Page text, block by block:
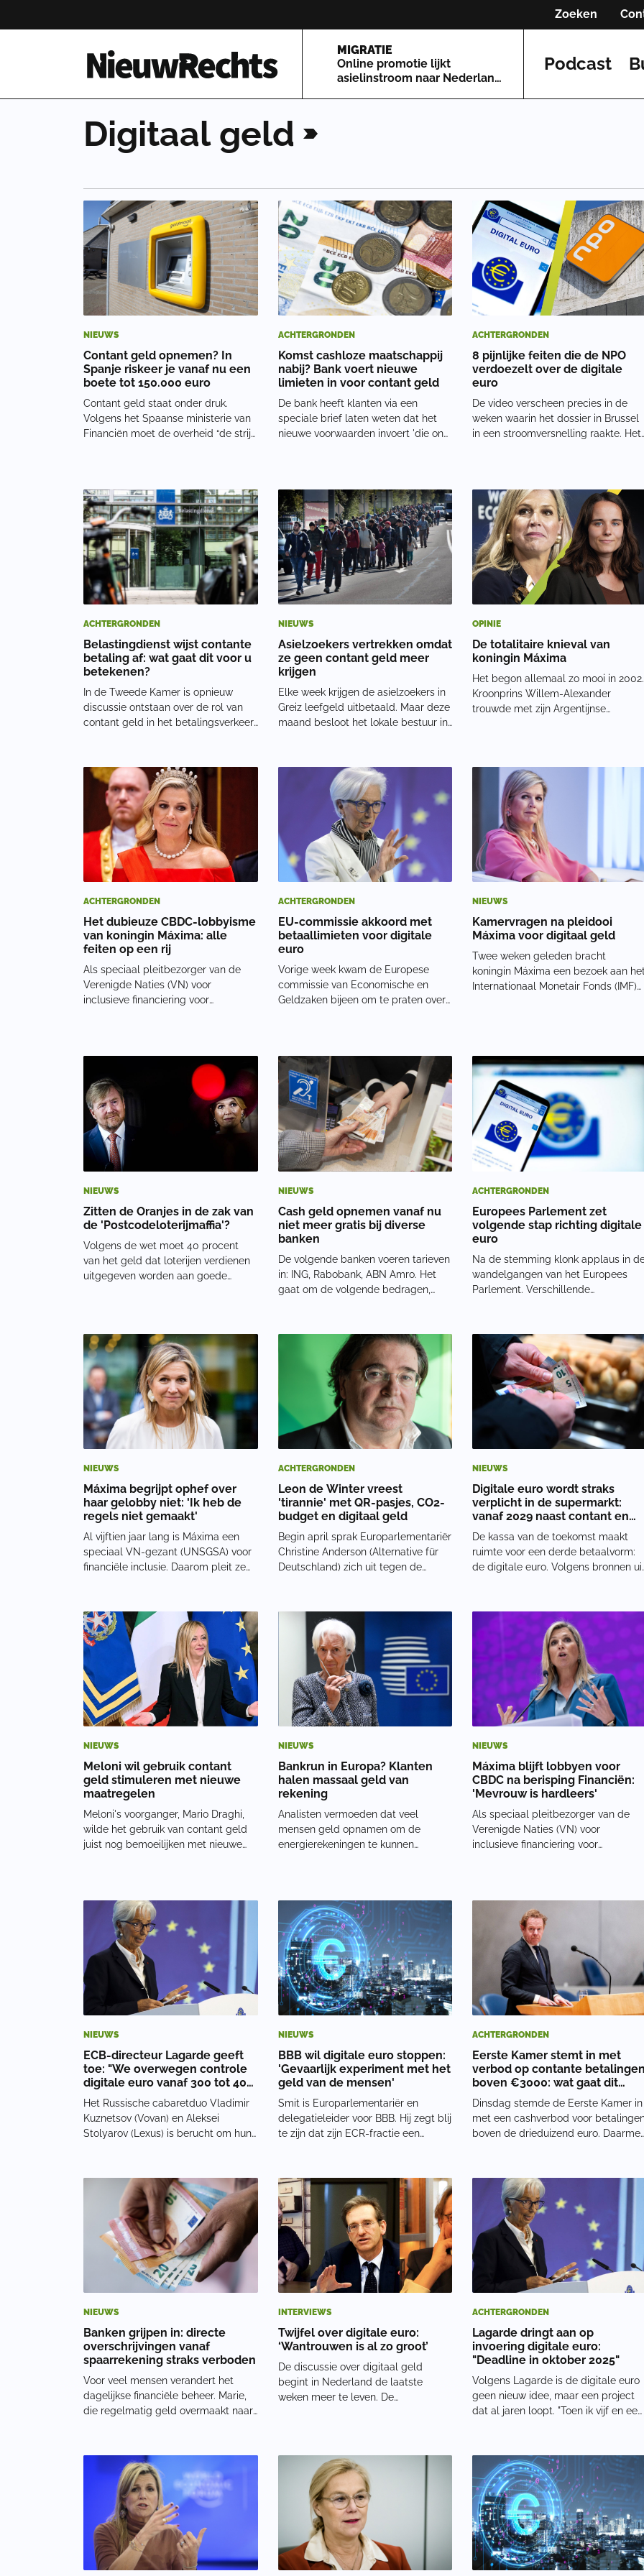
Zoeken
Homepage van NieuwRechts
MIGRATIE
Online promotie lijkt
asielinstroom naar Nederland
Podcast
Digitaal geld
NIEUWS
Contant geld opnemen? In
Spanje riskeer je vanaf nu een
boete tot 150.000 euro
Contant geld staat onder druk.
Volgens het Spaanse ministerie van
Financiën moet de overheid “de strijd
regels voor cash geld. Niet alleen
grote
ACHTERGRONDEN
Komst cashloze maatschappij
nabij? Bank voert nieuwe
limieten in voor contant geld
De bank heeft klanten via een
speciale brief laten weten dat het
nieuwe voorwaarden invoert 'die ons
dat een van de nieuwe maatregelen
is dat er
ACHTERGRONDEN
8 pijnlijke feiten die de NPO
verdoezelt over de digitale
euro
De video verscheen precies in de
weken waarin het dossier in Brussel
in een stroomversnelling raakte. Het
digitale euro. Twee weken daarvoor
had de bevoegde
ACHTERGRONDEN
Belastingdienst wijst contante
betaling af: wat gaat dit voor u
betekenen?
In de Tweede Kamer is opnieuw
discussie ontstaan over de rol van
contant geld in het betalingsverkeer.
haar omzetbelasting,
inkomstenbelasting en premies
contant betaalde. De fisc
NIEUWS
Asielzoekers vertrekken omdat
ze geen contant geld meer
krijgen
Elke week krijgen de asielzoekers in
Greiz leefgeld uitbetaald. Maar deze
maand besloot het lokale bestuur in
het personeel is dit een effectieve
maatregel tegen de verduistering
OPINIE
De totalitaire knieval van
koningin Máxima
Het begon allemaal zo mooi in 2002.
Kroonprins Willem-Alexander
trouwde met zijn Argentijnse
en schonk het leven aan drie
dochters. Het leek
ACHTERGRONDEN
Het dubieuze CBDC-lobbyisme
van koningin Máxima: alle
feiten op een rij
Als speciaal pleitbezorger van de
Verenigde Naties (VN) voor
inclusieve financiering voor
digitale euro. Zo stelde ze in oktober,
bij een bezoek aan het Interna
ACHTERGRONDEN
EU-commissie akkoord met
betaallimieten voor digitale
euro
Vorige week kwam de Europese
commissie van Economische en
Geldzaken bijeen om te praten over
van het anonimiteitsbeginsel. De
besluiten gaan re
NIEUWS
Kamervragen na pleidooi
Máxima voor digitaal geld
Twee weken geleden bracht
koningin Máxima een bezoek aan
Internationaal Monetair Fonds (IMF)
bank digital currency' (
NIEUWS
Zitten de Oranjes in de zak van
de 'Postcodeloterijmaffia'?
Volgens de wet moet 40 procent
van het geld dat loterijen verdienen
uitgegeven worden aan goede
gaat volgens het blad om tientallen
miljoenen waar
NIEUWS
Cash geld opnemen vanaf nu
niet meer gratis bij diverse
banken
De volgende banken voeren tarieven
in: ING, Rabobank, ABN Amro. Het
gaat om de volgende bedragen,
dan €17.500 per jaar opneemt,
worden kosten van €5 per transactie
plus 0,5 procent van he
ACHTERGRONDEN
Europees Parlement zet
volgende stap richting digitale
euro
Na de stemming klonk applaus in
wandelgangen van het Europees
Parlement. Verschillende
verdere uitrol van de digitale euro.
Critici wijzen er echter op dat de
digitale euro meer
NIEUWS
Máxima begrijpt ophef over
haar gelobby niet: 'Ik heb de
regels niet gemaakt'
Al vijftien jaar lang is Máxima een
speciaal VN-gezant (UNSGSA) voor
financiële inclusie. Daarom pleit ze
digitaal geld, vooral in
ontwikkelingslanden. Maar sinds een
kleine twee jaar ligt
ACHTERGRONDEN
Leon de Winter vreest
'tirannie' met QR-pasjes, CO2-
budget en digitaal geld
Begin april sprak Europarlementariër
Christine Anderson (Alternative für
Deutschland) zich uit tegen de
voorzieningen (huis, school, werk, de
supermarkt, de bioscoop) op maxim
NIEUWS
Digitale euro wordt straks
verplicht in de supermarkt:
vanaf 2029 naast contant en
pin
De kassa van de toekomst maakt
ruimte voor een derde betaalvorm:
de digitale euro. Volgens bronnen
supermarkten, discounters en online
winkels om deze digitale munt te
accepteren. Het doel
NIEUWS
Meloni wil gebruik contant
geld stimuleren met nieuwe
maatregelen
Meloni's voorganger, Mario Draghi,
wilde het gebruik van contant geld
juist nog bemoeilijken met nieuwe
schrijft The European Conservative.
NIEUWS
Bankrun in Europa? Klanten
halen massaal geld van
rekening
Analisten vermoeden dat veel
mensen geld opnamen om de
energierekeningen te kunnen
Suisse. Tot slot kan ook lage rente
een rol spelen, schrijft Finan
NIEUWS
Máxima blijft lobbyen voor
CBDC na berisping Financiën:
'Mevrouw is hardleers'
Als speciaal pleitbezorger van de
Verenigde Naties (VN) voor
inclusieve financiering voor
digitale euro. Maar dit heeft al
meermaals tot Kamervragen geleid.
NIEUWS
ECB-directeur Lagarde geeft
toe: "We overwegen controle
digitale euro vanaf 300 tot 400
euro"
Het Russische cabaretduo Vladimir
Kuznetsov (Vovan) en Aleksei
Stolyarov (Lexus) is berucht om hun
valse voorwendselen al grote namen
kunnen spreken, zoals Michail
Gorbatsjov, prins Ha
NIEUWS
BBB wil digitale euro stoppen:
'Gevaarlijk experiment met het
geld van de mensen'
Smit is Europarlementariër en
delegatieleider voor BBB. Hij zegt blij
te zijn dat zijn ECR-fractie een
onze ECR-fractie een verwerping
ingediend om dit heilloze gevaarlijk
experiment
ACHTERGRONDEN
Eerste Kamer stemt in met
verbod op contante
boven €3000: wat gaat dit
betekenen?
Dinsdag stemde de Eerste Kamer in
met een cashverbod voor
boven de drieduizend euro.
dure goederen. De ministers van
Financiën en Justitie willen hiermee
vooral d
NIEUWS
Banken grijpen in: directe
overschrijvingen vanaf
spaarrekening straks verboden
Voor veel mensen verandert het
dagelijkse financiële beheer. Marie,
die regelmatig geld overmaakt naar
van mijn financiële vrijheid
wegnemen.’ Alle geldstromen via
betaalrekeningDe nie
INTERVIEWS
Twijfel over digitale euro:
‘Wantrouwen is al zo groot’
De discussie over digitaal geld
begint in Nederland de laatste
weken meer te leven. De
maat toe. Tijdens een recent
Tweede Kamerdebat over de
toekom
ACHTERGRONDEN
Lagarde dringt aan op
invoering digitale euro:
"Deadline in oktober 2025"
Volgens Lagarde is de digitale euro
geen nieuw idee, maar een project
dat al jaren loopt. "Toen ik vijf en een
werken ECB-bestuurders Fabio
Panetta en zijn opvolger Piero
Cipollo